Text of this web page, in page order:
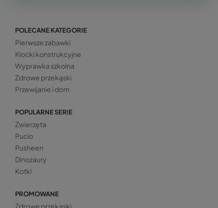
POLECANE KATEGORIE
Pierwsze zabawki
Klocki konstrukcyjne
Wyprawka szkolna
Zdrowe przekąski
Przewijanie i dom
POPULARNE SERIE
Zwierzęta
Pucio
Pusheen
Dinozaury
Kotki
PROMOWANE
Zdrowe przekąski